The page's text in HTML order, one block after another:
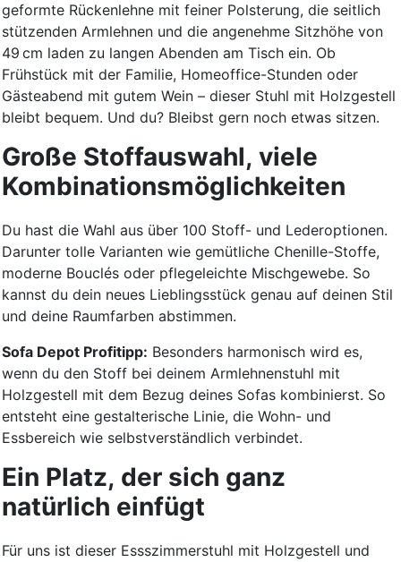
geformte Rückenlehne mit feiner Polsterung, die seitlich
stützenden Armlehnen und die angenehme Sitzhöhe von
49 cm laden zu langen Abenden am Tisch ein. Ob
Frühstück mit der Familie, Homeoffice-Stunden oder
Gästeabend mit gutem Wein – dieser Stuhl mit Holzgestell
bleibt bequem. Und du? Bleibst gern noch etwas sitzen.
Große Stoffauswahl, viele
Kombinationsmöglichkeiten
Du hast die Wahl aus über 100 Stoff- und Lederoptionen.
Darunter tolle Varianten wie gemütliche Chenille-Stoffe,
moderne Bouclés oder pflegeleichte Mischgewebe. So
kannst du dein neues Lieblingsstück genau auf deinen Stil
und deine Raumfarben abstimmen.
Sofa Depot Profitipp: Besonders harmonisch wird es,
wenn du den Stoff bei deinem Armlehnenstuhl mit
Holzgestell mit dem Bezug deines Sofas kombinierst. So
entsteht eine gestalterische Linie, die Wohn- und
Essbereich wie selbstverständlich verbindet.
Ein Platz, der sich ganz
natürlich einfügt
Für uns ist dieser Essszimmerstuhl mit Holzgestell und